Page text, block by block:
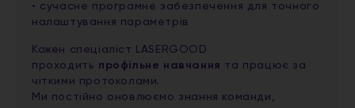
• сучасне програмне забезпечення для точного
налаштування параметрів
Кожен спеціаліст LASERGOOD
проходить профільне навчання та працює за
чіткими протоколами.
Ми постійно оновлюємо знання команди,